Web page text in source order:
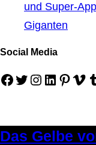
und Super-
Giganten
Social Media
Facebook Twitter Instagram LinkedIn Pinterest Vimeo Tumblr
Das Gelbe